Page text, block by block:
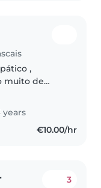
,
muito de
o pede
years
€10.00/hr
3